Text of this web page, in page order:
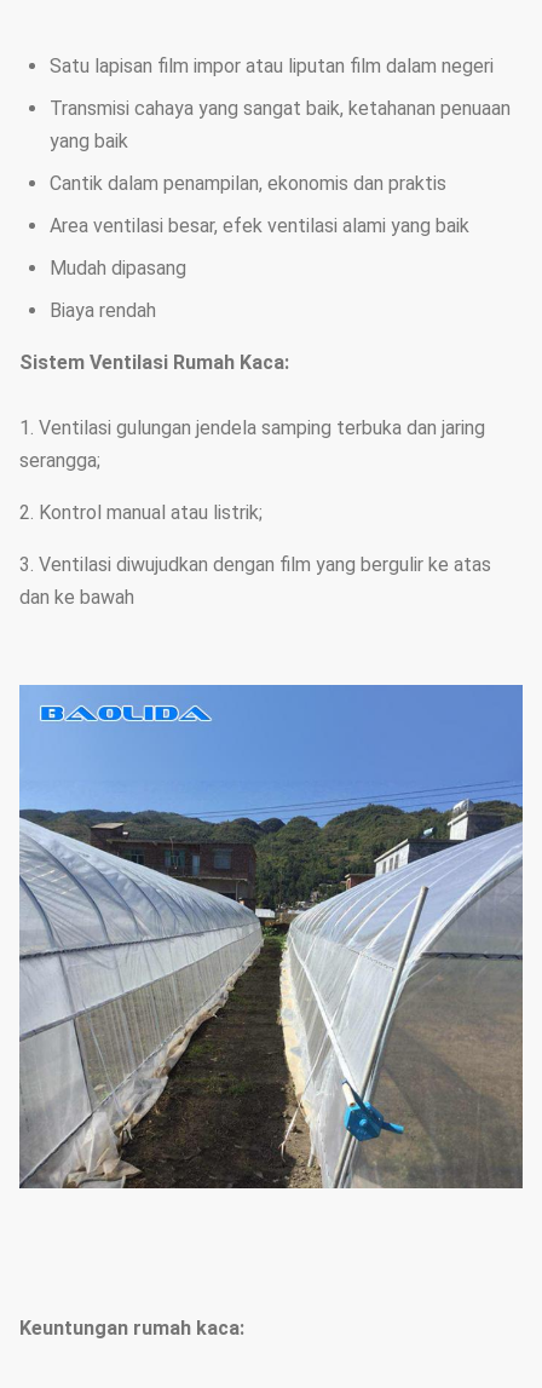
Satu lapisan film impor atau liputan film dalam negeri
Transmisi cahaya yang sangat baik, ketahanan penuaan
yang baik
Cantik dalam penampilan, ekonomis dan praktis
Area ventilasi besar, efek ventilasi alami yang baik
Mudah dipasang
Biaya rendah
Sistem Ventilasi Rumah Kaca:
1. Ventilasi gulungan jendela samping terbuka dan jaring
serangga;
2. Kontrol manual atau listrik;
3. Ventilasi diwujudkan dengan film yang bergulir ke atas
dan ke bawah
Keuntungan rumah kaca: